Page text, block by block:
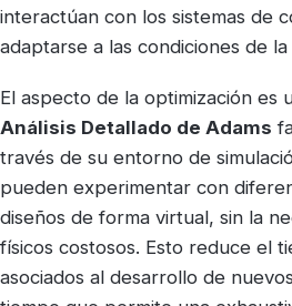
interactúan con los sistemas de
adaptarse a las condiciones de
El aspecto de la optimización es
Análisis Detallado de Adams
través de su entorno de
pueden experimentar con
diseños de forma virtual, sin la
físicos costosos. Esto reduce el
asociados al desarrollo de